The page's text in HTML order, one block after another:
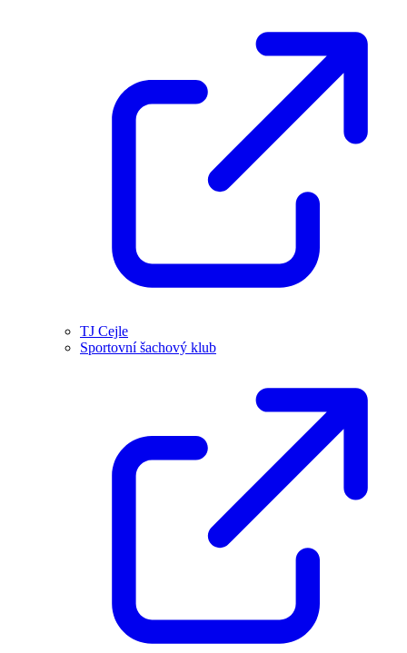
TJ Cejle
Sportovní šachový klub